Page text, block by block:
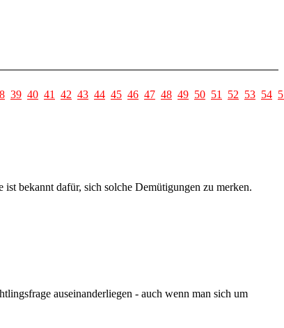
39 40 41 42 43 44 45 46 47 48 49 50 51 52 53 54
bekannt dafür, sich solche Demütigungen zu merken.
auseinanderliegen - auch wenn man sich um